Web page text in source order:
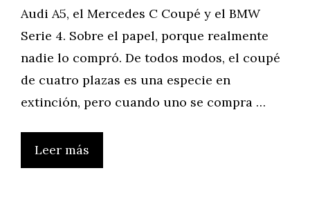
Audi A5, el Mercedes C Coupé y el BMW
Serie 4. Sobre el papel, porque realmente
nadie lo compró. De todos modos, el coupé
de cuatro plazas es una especie en
extinción, pero cuando uno se compra …
Leer más